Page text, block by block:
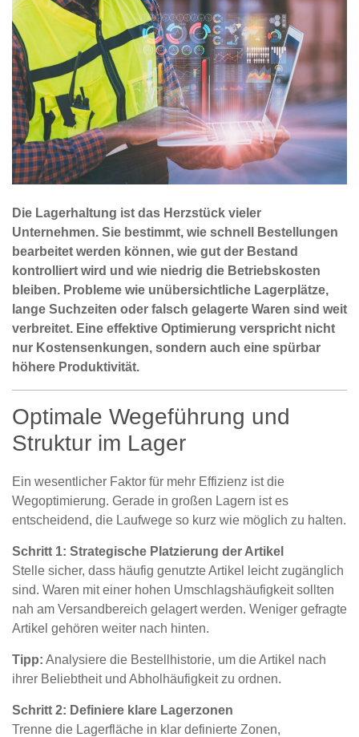
Die Lagerhaltung ist das Herzstück vieler
Unternehmen. Sie bestimmt, wie schnell Bestellungen
bearbeitet werden können, wie gut der Bestand
kontrolliert wird und wie niedrig die Betriebskosten
bleiben. Probleme wie unübersichtliche Lagerplätze,
lange Suchzeiten oder falsch gelagerte Waren sind weit
verbreitet. Eine effektive Optimierung verspricht nicht
nur Kostensenkungen, sondern auch eine spürbar
höhere Produktivität.
Optimale Wegeführung und
Struktur im Lager
Ein wesentlicher Faktor für mehr Effizienz ist die
Wegoptimierung. Gerade in großen Lagern ist es
entscheidend, die Laufwege so kurz wie möglich zu halten.
Schritt 1: Strategische Platzierung der Artikel
Stelle sicher, dass häufig genutzte Artikel leicht zugänglich
sind. Waren mit einer hohen Umschlagshäufigkeit sollten
nah am Versandbereich gelagert werden. Weniger gefragte
Artikel gehören weiter nach hinten.
Tipp: Analysiere die Bestellhistorie, um die Artikel nach
ihrer Beliebtheit und Abholhäufigkeit zu ordnen.
Schritt 2: Definiere klare Lagerzonen
Trenne die Lagerfläche in klar definierte Zonen,